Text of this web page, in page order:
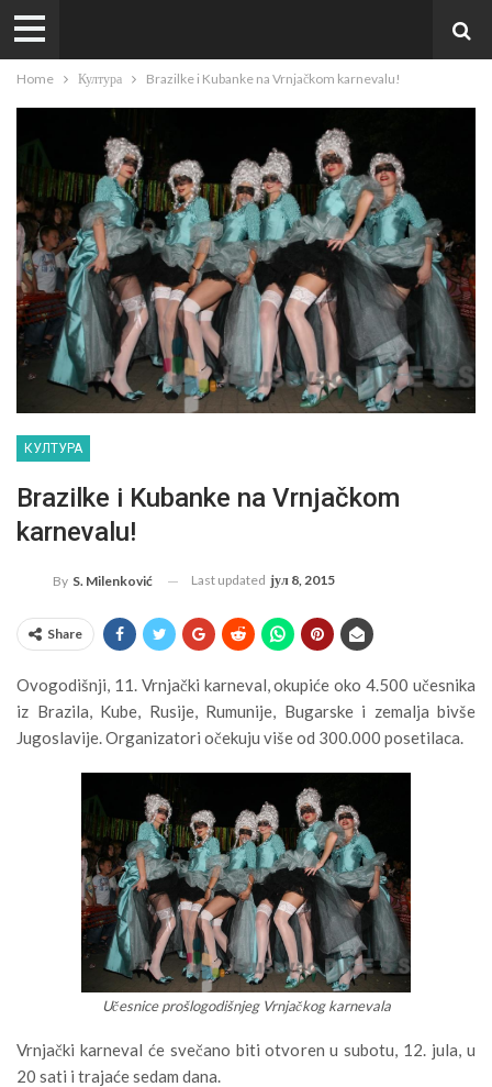
Home Култура Brazilke i Kubanke na Vrnjačkom karnevalu!
КУЛТУРА
Brazilke i Kubanke na Vrnjačkom
karnevalu!
By S. Milenković Last updated јул 8, 2015
Share
Ovogodišnji, 11. Vrnjački karneval, okupiće oko 4.500 učesnika
iz Brazila, Kube, Rusije, Rumunije, Bugarske i zemalja bivše
Jugoslavije. Organizatori očekuju više od 300.000 posetilaca.
Učesnice prošlogodišnjeg Vrnjačkog karnevala
Vrnjački karneval će svečano biti otvoren u subotu, 12. jula, u
20 sati i trajaće sedam dana.